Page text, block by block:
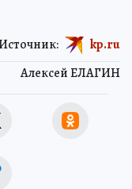
Алексей ЕЛАГИН
kp.ru